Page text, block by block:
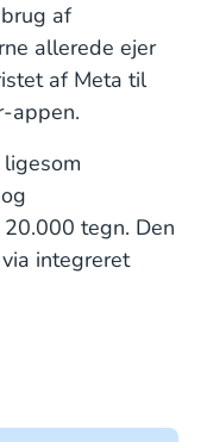
af
allerede ejer
af Meta til
appen.
tegn. Den
integreret